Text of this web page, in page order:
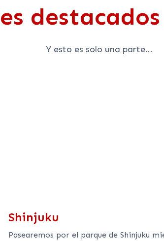
Y esto es solo una parte...
Shinjuku
Pasearemos por el parque de Shinjuku